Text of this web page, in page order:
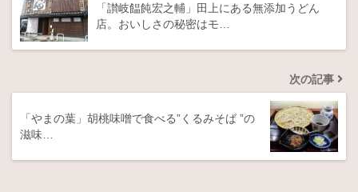
「讃岐饂飩宏之輔」田上にある無添加うどん
店。おいしさの秘密はモ…
次の記事
「やまの葉」胡桃味噌で食べる”くるみそば ”の
滋味…